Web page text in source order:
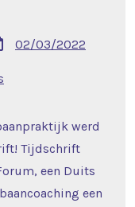
02/03/2022
werd
Tijdschrift
een Duits
een